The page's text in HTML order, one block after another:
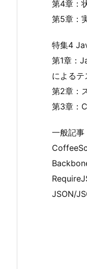
第4章：
第5章：
特集4
第1章：
によるテ
第2章：
第3章：
一般記事
JSON/